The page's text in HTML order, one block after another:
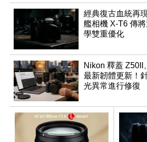
經典復古血統再
艦相機 X-T6 傳
學雙重優化
Nikon 釋蓋 Z50II
最新韌體更新！
光異常進行修復